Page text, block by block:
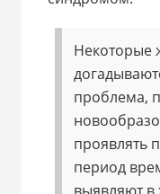
Некоторые
проблема,
проявлять
период